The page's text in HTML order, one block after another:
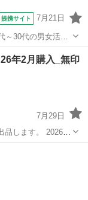
提携サイト 7月21日
～30代の男女活躍
ー通勤OK！無料駐
のお年2月購入_無印
7月29日
品します。 2026年
福岡市内に在住し